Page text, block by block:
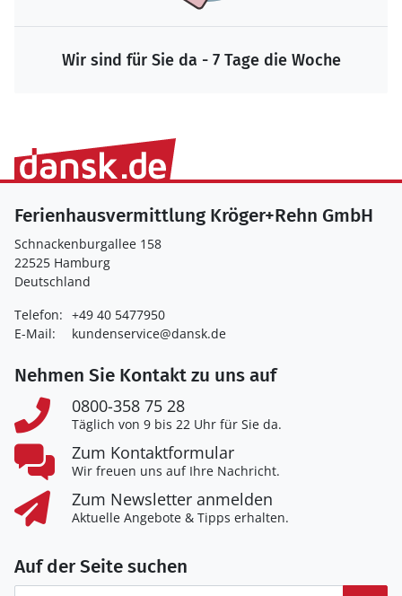
Wir sind für Sie da - 7 Tage die Woche
Ferienhausvermittlung Kröger+Rehn GmbH
Schnackenburgallee 158
22525 Hamburg
Deutschland
Telefon: +49 40 5477950
E-Mail:
kundenservice@dansk.de
Nehmen Sie Kontakt zu uns auf
0800-358 75 28
Täglich von 9 bis 22 Uhr für Sie da.
Zum Kontaktformular
Wir freuen uns auf Ihre Nachricht.
Zum Newsletter anmelden
Aktuelle Angebote & Tipps erhalten.
Auf der Seite suchen